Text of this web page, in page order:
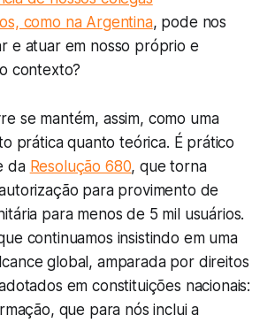
como na Argentina, pode nos
e atuar em nosso próprio e
contexto?
se mantém, assim, como uma
prática quanto teórica. É prático
da Resolução 680, que torna
para provimento de
para menos de 5 mil usuários.
continuamos insistindo em uma
global, amparada por direitos
em constituições nacionais:
que para nós inclui a